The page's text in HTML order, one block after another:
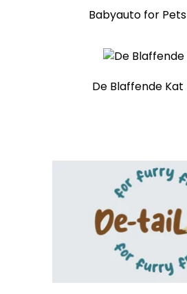
Babyauto for Pets
De Blaffende Kat